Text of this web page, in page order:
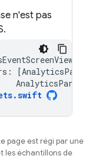
n'est pas
: [
.swift
page est régi par une
les échantillons de